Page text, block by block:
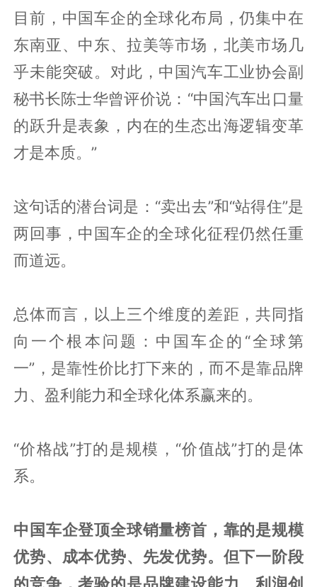
目前，中国车企的全球化布局，仍集中在
东南亚、中东、拉美等市场，北美市场几
乎未能突破。对此，中国汽车工业协会副
秘书长陈士华曾评价说：“中国汽车出口量
的跃升是表象，内在的生态出海逻辑变革
才是本质。”
这句话的潜台词是：“卖出去”和“站得住”是
两回事，中国车企的全球化征程仍然任重
而道远。
总体而言，以上三个维度的差距，共同指
向一个根本问题：中国车企的“全球第
一”，是靠性价比打下来的，而不是靠品牌
力、盈利能力和全球化体系赢来的。
“价格战”打的是规模，“价值战”打的是体
系。
中国车企登顶全球销量榜首，靠的是规模
优势、成本优势、先发优势。但下一阶段